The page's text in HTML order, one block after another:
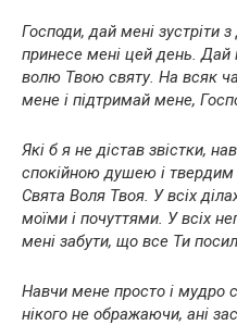
Господи, дай мені
принесе мені цей день. Дай
волю Твою святу. На всяк
мене і підтримай мене,
Які б я не дістав звістки,
спокійною душею і
Свята Воля Твоя. У всіх
моїми і почуттями. У всіх
мені забути, що все Ти
Навчи мене просто і мудро
нікого не ображаючи, ані